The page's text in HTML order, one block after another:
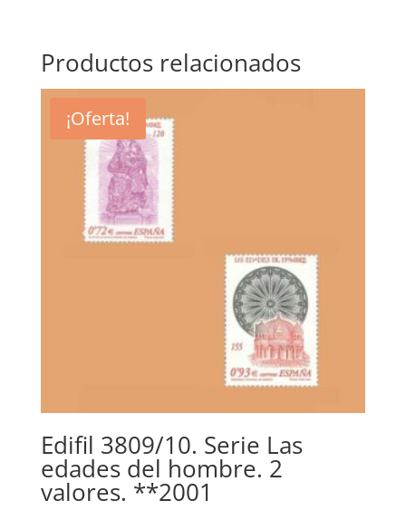
Productos relacionados
¡Oferta!
Edifil 3809/10. Serie Las
edades del hombre. 2
valores. **2001